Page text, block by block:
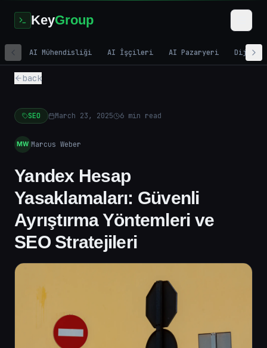
KeyGroup
AI Mühendisliği AI İşçileri AI Pazaryeri Dijital
back
SEO March 23, 2025 6 min read
MW Marcus Weber
Yandex Hesap
Yasaklamaları: Güvenli
Ayrıştırma Yöntemleri ve
SEO Stratejileri